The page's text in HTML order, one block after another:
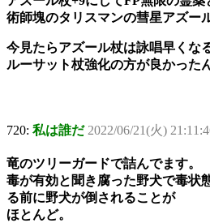
術師塊のタリスマンの彗星アズー
今見たらアズール杖は詠唱早くな
ルーサット杖強化の方が良かった
720: 私は誰だ 2022/06/21(火)
竜のツリーガードで詰んでます。
毒が有効と聞き腐った野犬で毒状
る前に野犬が倒されることが
ほとんど。